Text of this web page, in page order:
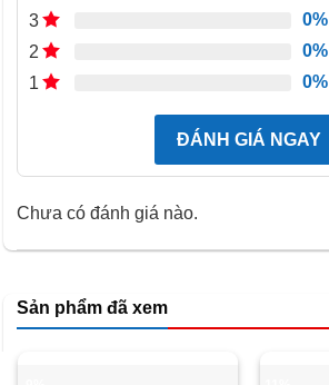
3
0%
2
0%
1
0%
ĐÁNH GIÁ NGAY
Chưa có đánh giá nào.
Sản phẩm đã xem